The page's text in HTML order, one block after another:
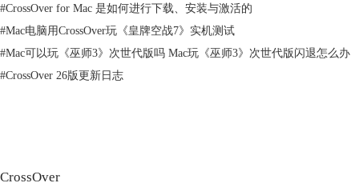
3.游戏玩法与特色
作为一款动作角色扮演游戏，《地平线：零之曙光》提供了丰富多样的游
戏玩法。
#CrossOver for Mac 是如何进行下载、安装与激活的
#Mac电脑用CrossOver玩《皇牌空战7》实机测试
#Mac可以玩《巫师3》次世代版吗 Mac玩《巫师3》次世代版闪退怎么办
#CrossOver 26版更新日志
CrossOver